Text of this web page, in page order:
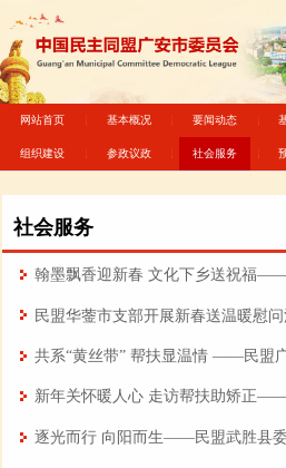
网站首页 基本概况 要闻动态
组织建设 参政议政 社会服务
社会服务
翰墨飘香迎新春 文化下乡送祝福——民盟华蓥市支部开
民盟华蓥市支部开展新春送温暖慰
共系“黄丝带” 帮扶显温情 ——民盟广安市委会、广安市司法局联合开展困
新年关怀暖人心 走访帮扶助矫正——民盟华蓥市支部联合华蓥市司法局共同开展“
逐光而行 向阳而生——民盟武胜县委会联合县司法局开展“